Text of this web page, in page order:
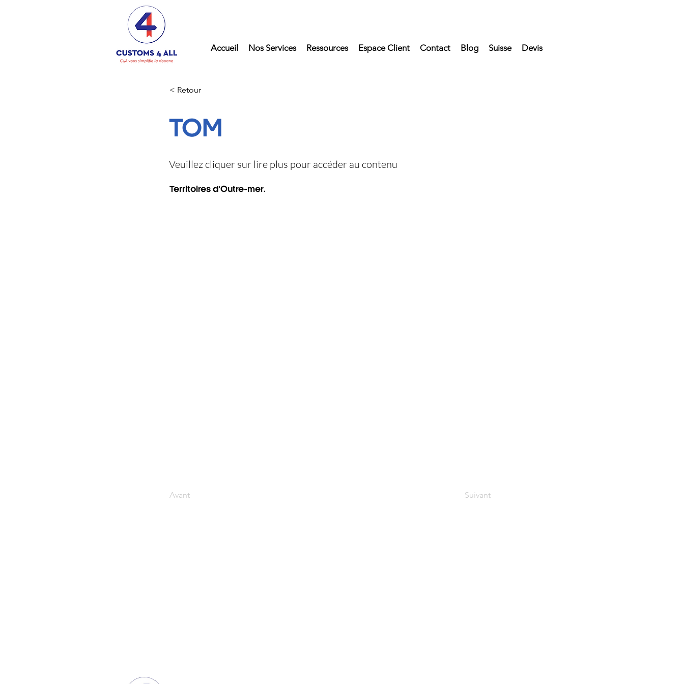
Accueil Nos Services Ressources Espace Client Contact Blog Suisse Devis
< Retour
TOM
Veuillez cliquer sur lire plus pour accéder au contenu
Territoires d'Outre-mer.
Avant Suivant